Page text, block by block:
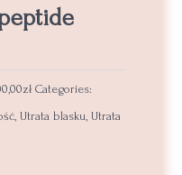
zł Categories:
, Utrata blasku Utrata